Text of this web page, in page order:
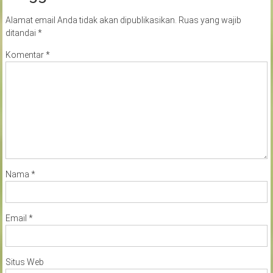
Alamat email Anda tidak akan dipublikasikan. Ruas yang wajib
ditandai *
Komentar*
Nama *
Email *
Situs Web